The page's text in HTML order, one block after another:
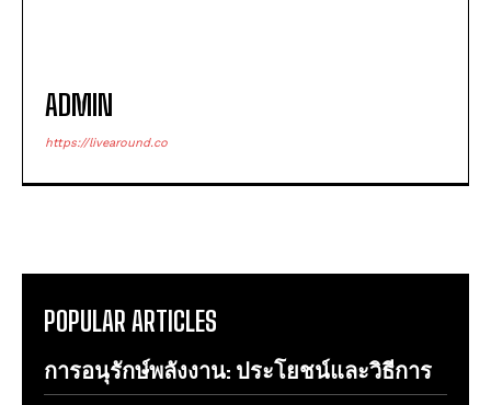
ADMIN
https://livearound.co
POPULAR ARTICLES
การอนุรักษ์พลังงาน: ประโยชน์และวิธีการ